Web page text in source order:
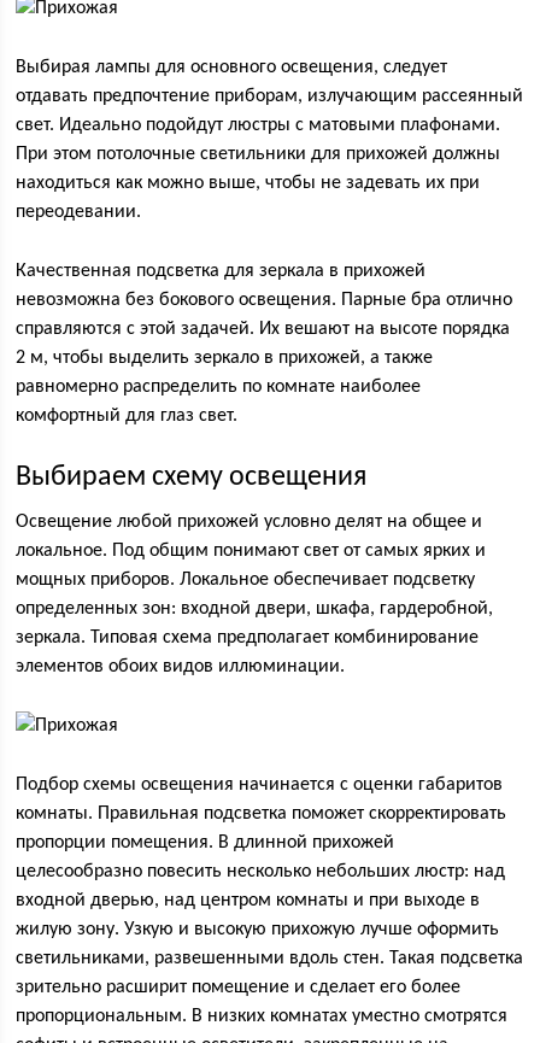
Выбирая лампы для основного освещения, следует
отдавать предпочтение приборам, излучающим рассеянный
свет. Идеально подойдут люстры с матовыми плафонами.
При этом потолочные светильники для прихожей должны
находиться как можно выше, чтобы не задевать их при
переодевании.
Качественная подсветка для зеркала в прихожей
невозможна без бокового освещения. Парные бра отлично
справляются с этой задачей. Их вешают на высоте порядка
2 м, чтобы выделить зеркало в прихожей, а также
равномерно распределить по комнате наиболее
комфортный для глаз свет.
Выбираем схему освещения
Освещение любой прихожей условно делят на общее и
локальное. Под общим понимают свет от самых ярких и
мощных приборов. Локальное обеспечивает подсветку
определенных зон: входной двери, шкафа, гардеробной,
зеркала. Типовая схема предполагает комбинирование
элементов обоих видов иллюминации.
Подбор схемы освещения начинается с оценки габаритов
комнаты. Правильная подсветка поможет скорректировать
пропорции помещения. В длинной прихожей
целесообразно повесить несколько небольших люстр: над
входной дверью, над центром комнаты и при выходе в
жилую зону. Узкую и высокую прихожую лучше оформить
светильниками, развешенными вдоль стен. Такая подсветка
зрительно расширит помещение и сделает его более
пропорциональным. В низких комнатах уместно смотрятся